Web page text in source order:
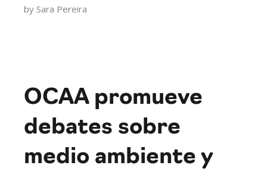
by Sara Pereira
OCAA promueve
debates sobre
medio ambiente y